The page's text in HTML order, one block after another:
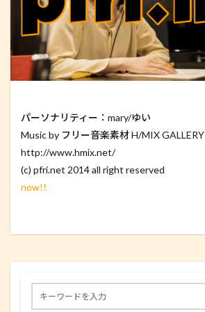
パーソナリティー：mary/ゆい
Music by フリー音楽素材 H/MIX GALLERY
http://www.hmix.net/
(c) pfri.net 2014 all right reserved
now!!